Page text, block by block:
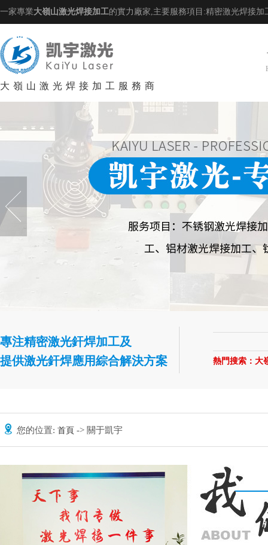
一家專業大嶺山激光焊接加工的實力廠家,主要服務項目:精密激光焊接
大嶺山激光焊接加工服務商
專注精密激光釬焊加工及
提供激光釬焊應用綜合解決方案
熱門搜索： 大
您的位置: 首頁 -> 關于凱宇